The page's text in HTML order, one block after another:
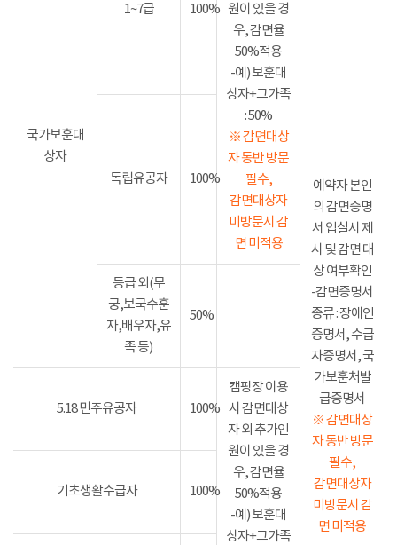
국가보훈대
상자
1~7급 100% 원이 있을 경
우, 감면율
50%적용
-예) 보훈대
상자+그가족
: 50%
※ 감면대상
자 동반 방문
필수,
감면대상자
미방문시 감
면 미적용
예약자 본인
의 감면증명
서 입실시 제
시 및 감면 대
상 여부확인
-감면증명서
종류 : 장애인
증명서, 수급
자증명서, 국
가보훈처발
급증명서
※ 감면대상
자 동반 방문
필수,
감면대상자
미방문시 감
면 미적용
독립유공자 100%
등급 외(무
궁,보국수훈
자,배우자,유
족 등)
50%
5.18 민주유공자 100%
캠핑장 이용
시 감면대상
자 외 추가인
원이 있을 경
우, 감면율
50%적용
-예) 보훈대
상자+그가족
기초생활수급자 100%